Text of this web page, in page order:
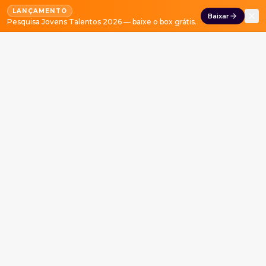
LANÇAMENTO
Pesquisa Jovens Talentos 2026 — baixe o box grátis.
Baixar